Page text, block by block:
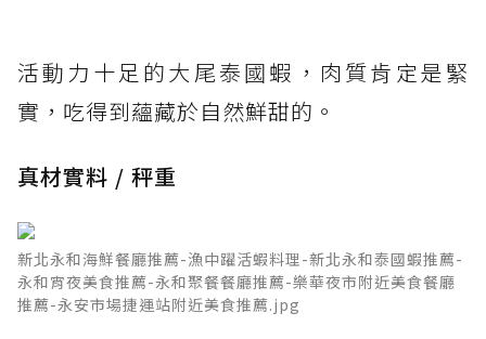
活動力十足的大尾泰國蝦，肉質肯定是緊
實，吃得到蘊藏於自然鮮甜的。
真材實料 / 秤重
新北永和海鮮餐廳推薦-漁中躍活蝦料理-新北永和泰國蝦推薦-
永和宵夜美食推薦-永和聚餐餐廳推薦-樂華夜市附近美食餐廳
推薦-永安市場捷運站附近美食推薦.jpg